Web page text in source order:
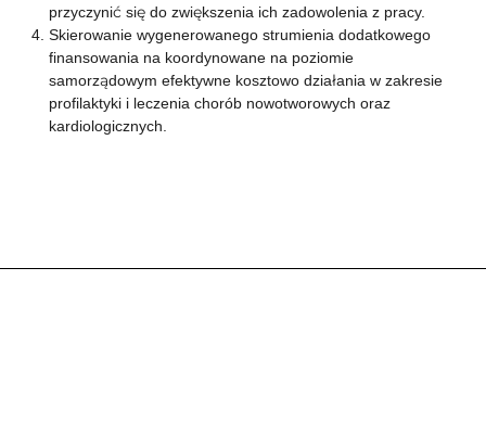
przyczynić się do zwiększenia ich zadowolenia z pracy.
Skierowanie wygenerowanego strumienia dodatkowego
finansowania na koordynowane na poziomie
samorządowym efektywne kosztowo działania w zakresie
profilaktyki i leczenia chorób nowotworowych oraz
kardiologicznych.